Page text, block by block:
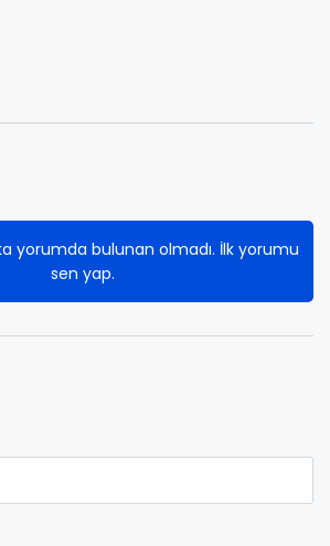
yorumda bulunan olmadı. İlk yorumu
sen yap.